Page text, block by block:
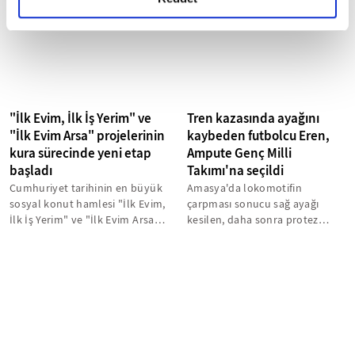
"İlk Evim, İlk İş Yerim" ve
"İlk Evim Arsa" projelerinin
kura sürecinde yeni etap
başladı
Cumhuriyet tarihinin en büyük
sosyal konut hamlesi "İlk Evim,
İlk İş Yerim" ve "İlk Evim Arsa"
Tren kazasında ayağını
kaybeden futbolcu Eren,
Ampute Genç Milli
Takımı'na seçildi
Amasya'da lokomotifin
çarpması sonucu sağ ayağı
kesilen, daha sonra protez